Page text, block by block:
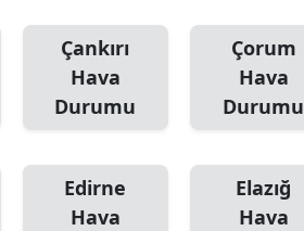
Çankırı
Hava
Durumu
Çorum
Hava
Durumu
Edirne
Hava
Elazığ
Hava